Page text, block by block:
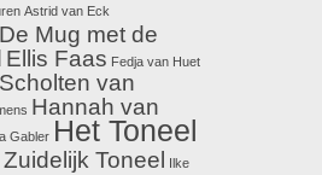
Astrid van Eck
De Mug met de
Ellis Faas Fedja van Huet
van
Hannah van
Gabler Het Toneel
Toneel Ilke